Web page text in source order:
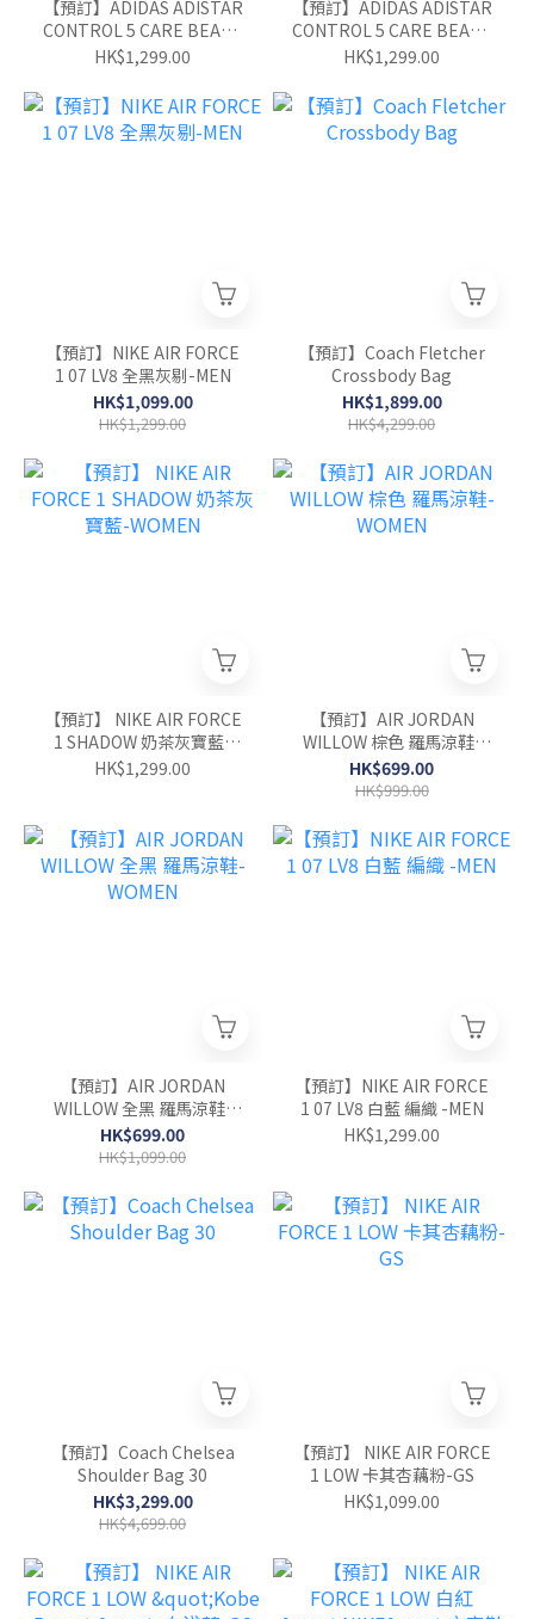
【預訂】ADIDAS ADISTAR
CONTROL 5 CARE BEARS
粉紅- WOMEN
HK$1,299.00
【預訂】ADIDAS ADISTAR
CONTROL 5 CARE BEARS
粉藍- WOMEN
HK$1,299.00
【預訂】NIKE AIR FORCE
1 07 LV8 全黑灰剔-MEN
HK$1,099.00
HK$1,299.00
【預訂】Coach Fletcher
Crossbody Bag
HK$1,899.00
HK$4,299.00
【預訂】 NIKE AIR FORCE
1 SHADOW 奶茶灰寶藍-
WOMEN
HK$1,299.00
【預訂】AIR JORDAN
WILLOW 棕色 羅馬涼鞋-
WOMEN
HK$699.00
HK$999.00
【預訂】AIR JORDAN
WILLOW 全黑 羅馬涼鞋-
WOMEN
HK$699.00
HK$1,099.00
【預訂】NIKE AIR FORCE
1 07 LV8 白藍 編織 -MEN
HK$1,299.00
【預訂】Coach Chelsea
Shoulder Bag 30
HK$3,299.00
HK$4,699.00
【預訂】 NIKE AIR FORCE
1 LOW 卡其杏藕粉-GS
HK$1,099.00